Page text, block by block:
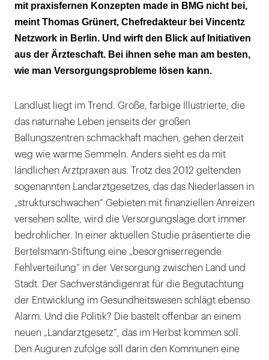
mit praxisfernen Konzepten made in BMG nicht bei,
meint Thomas Grünert, Chefredakteur bei Vincentz
Netzwork in Berlin. Und wirft den Blick auf Initiativen
aus der Ärzteschaft. Bei ihnen sehe man am besten,
wie man Versorgungsprobleme lösen kann.
Landlust liegt im Trend. Große, farbige Illustrierte, die
das naturnahe Leben jenseits der großen
Ballungszentren schmackhaft machen, gehen derzeit
weg wie warme Semmeln. Anders sieht es da mit
ländlichen Arztpraxen aus. Trotz des 2012 geltenden
sogenannten Landarztgesetzes, das das Niederlassen in
„strukturschwachen“ Gebieten mit finanziellen Anreizen
versehen sollte, wird die Versorgungslage dort immer
bedrohlicher. In einer aktuellen Studie präsentierte die
Bertelsmann-Stiftung eine „besorgniserregende
Fehlverteilung“ in der Versorgung zwischen Land und
Stadt. Der Sachverständigenrat für die Begutachtung
der Entwicklung im Gesundheitswesen schlägt ebenso
Alarm. Und die Politik? Die bastelt offenbar an einem
neuen „Landarztgesetz“, das im Herbst kommen soll.
Den Auguren zufolge soll darin den Kommunen eine